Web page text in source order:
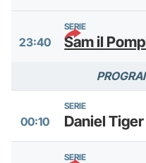
SERIE
23:40 Sam il
SERIE
00:10 Daniel Tiger
SERIE